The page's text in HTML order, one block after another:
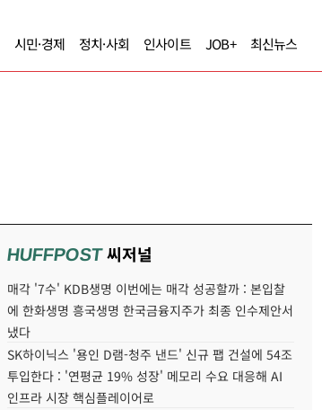
시민·경제 정치·사회 인사이트 JOB+ 최신뉴스
HUFFPOST씨저널
매각 '7수' KDB생명 이번에는 매각 성공할까 : 본입찰
에 한화생명 흥국생명 한국금융지주가 최종 인수제안서
냈다
SK하이닉스 '용인 D램-청주 낸드' 신규 팹 건설에 54조
투입한다 : '연평균 19% 성장' 메모리 수요 대응해 AI
인프라 시장 핵심플레이어로